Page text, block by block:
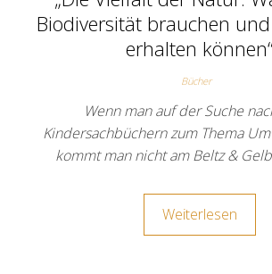
Biodiversität brauchen
erhalten
Bücher
Wenn man auf der Suche
Kindersachbüchern zum Thema
kommt man nicht am Beltz &
Weiterlesen